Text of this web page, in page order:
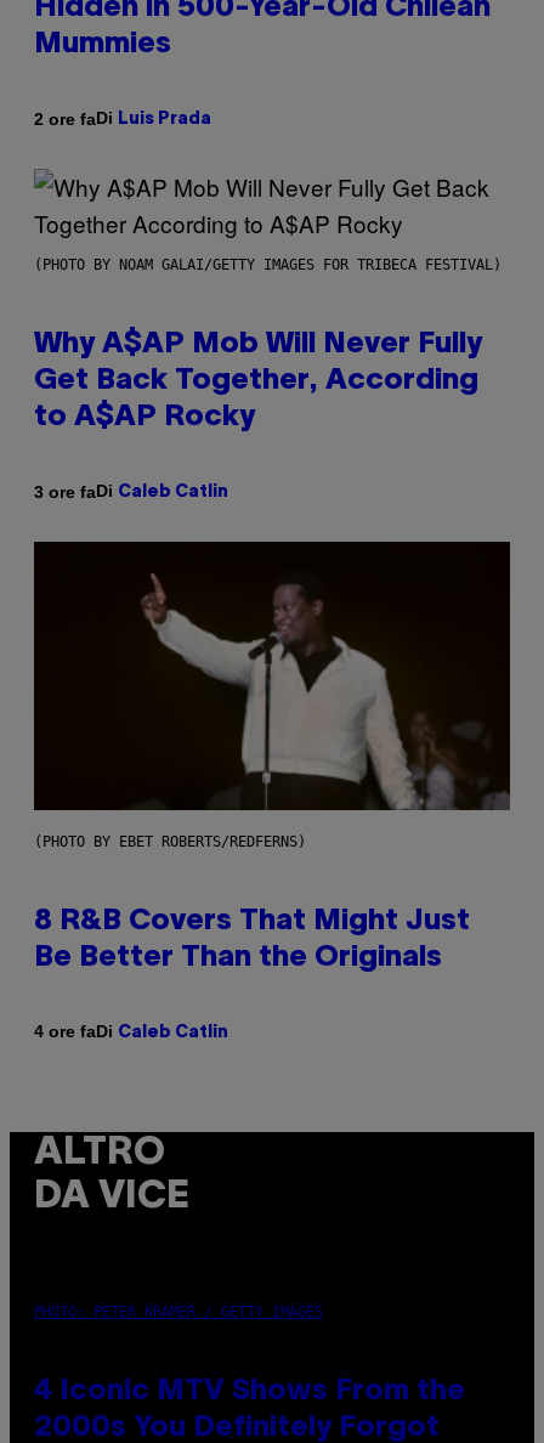
Hidden in 500-Year-Old Chilean
Mummies
2 ore faDi Luis Prada
(PHOTO BY NOAM GALAI/GETTY IMAGES FOR TRIBECA FESTIVAL)
Why A$AP Mob Will Never Fully
Get Back Together, According
to A$AP Rocky
3 ore faDi Caleb Catlin
(PHOTO BY EBET ROBERTS/REDFERNS)
8 R&B Covers That Might Just
Be Better Than the Originals
4 ore faDi Caleb Catlin
ALTRO
DA VICE
PHOTO: PETER KRAMER / GETTY IMAGES
4 Iconic MTV Shows From the
2000s You Definitely Forgot